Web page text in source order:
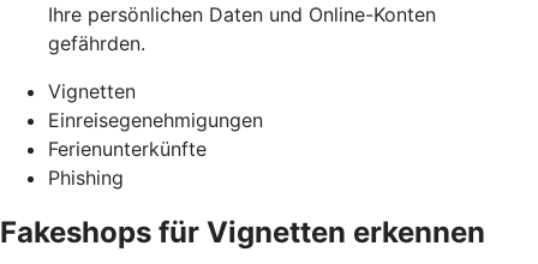
Ihre persönlichen Daten und Online-Konten
gefährden.
Vignetten
Einreisegenehmigungen
Ferienunterkünfte
Phishing
Fakeshops für Vignetten erkennen